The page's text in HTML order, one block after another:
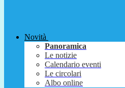
Novità
Panoramica
Le notizie
Calendario eventi
Le circolari
Albo online